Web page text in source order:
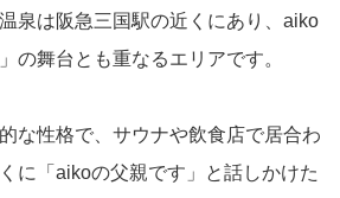
泉は阪急三国駅の近くにあり、aiko
の舞台とも重なるエリアです。
な性格で、サウナや飲食店で居合わ
に「aikoの父親です」と話しかけた